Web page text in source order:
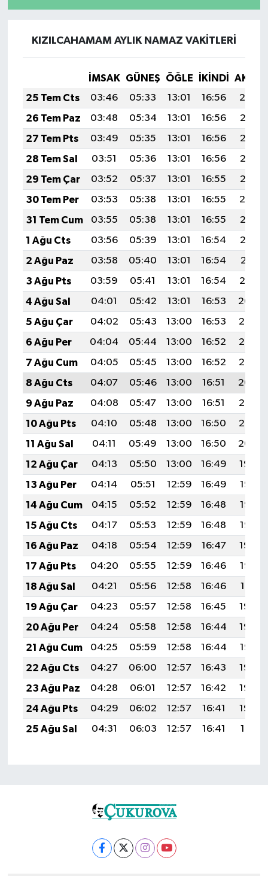
KIZILCAHAMAM AYLIK NAMAZ VAKITLERI
İMSAK GÜNEŞ ÖĞLE İKINDI
25 Tem Cts
03:46 05:33 13:01 16:56
20:19
26 Tem Paz
03:48 05:34 13:01 16:56
20:18
27 Tem Pts
03:49 05:35 13:01 16:56
20:17
28 Tem Sal
03:51 05:36 13:01 16:56
20:16
29 Tem Çar
03:52 05:37 13:01 16:55
20:15
30 Tem Per
03:53 05:38 13:01 16:55
20:14
31 Tem Cum
03:55 05:38 13:01 16:55
20:13
1 Ağu Cts
03:56 05:39 13:01 16:54
20:12
2 Ağu Paz
03:58 05:40 13:01 16:54
20:11
3 Ağu Pts
03:59 05:41 13:01 16:54
20:10
4 Ağu Sal
04:01 05:42 13:01 16:53
20:09
5 Ağu Çar
04:02 05:43 13:00 16:53
20:08
6 Ağu Per
04:04 05:44 13:00 16:52
20:07
7 Ağu Cum
04:05 05:45 13:00 16:52
20:05
8 Ağu Cts
04:07 05:46 13:00 16:51
20:04
9 Ağu Paz
04:08 05:47 13:00 16:51
20:03
10 Ağu Pts
04:10 05:48 13:00 16:50
20:02
11 Ağu Sal
04:11 05:49 13:00 16:50
20:00
12 Ağu Çar
04:13 05:50 13:00 16:49
19:59
13 Ağu Per
04:14 05:51 12:59 16:49
19:58
14 Ağu Cum
04:15 05:52 12:59 16:48
19:57
15 Ağu Cts
04:17 05:53 12:59 16:48
19:55
16 Ağu Paz
04:18 05:54 12:59 16:47
19:54
17 Ağu Pts
04:20 05:55 12:59 16:46
19:52
18 Ağu Sal
04:21 05:56 12:58 16:46
19:51
19 Ağu Çar
04:23 05:57 12:58 16:45
19:50
20 Ağu Per
04:24 05:58 12:58 16:44
19:48
21 Ağu Cum
04:25 05:59 12:58 16:44
19:47
22 Ağu Cts
04:27 06:00 12:57 16:43
19:45
23 Ağu Paz
04:28 06:01 12:57 16:42
19:44
24 Ağu Pts
04:29 06:02 12:57 16:41
19:42
25 Ağu Sal
04:31 06:03 12:57 16:41 19:41